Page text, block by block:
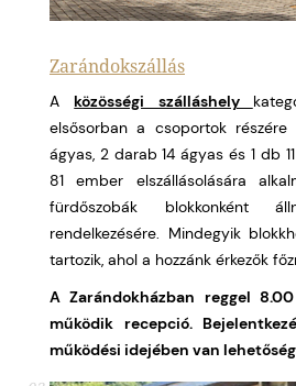
Zarándokszállás
Aközösségi szálláshely
elsősorban a csoportok
ágyas, 2 darab 14 ágyas és 1 db
81 ember elszállásolására
fürdőszobák blokkonként
rendelkezésére. Mindegyik
tartozik, ahol a hozzánk érkezők
A Zarándokházban reggel
működik recepció.
működési idejében van